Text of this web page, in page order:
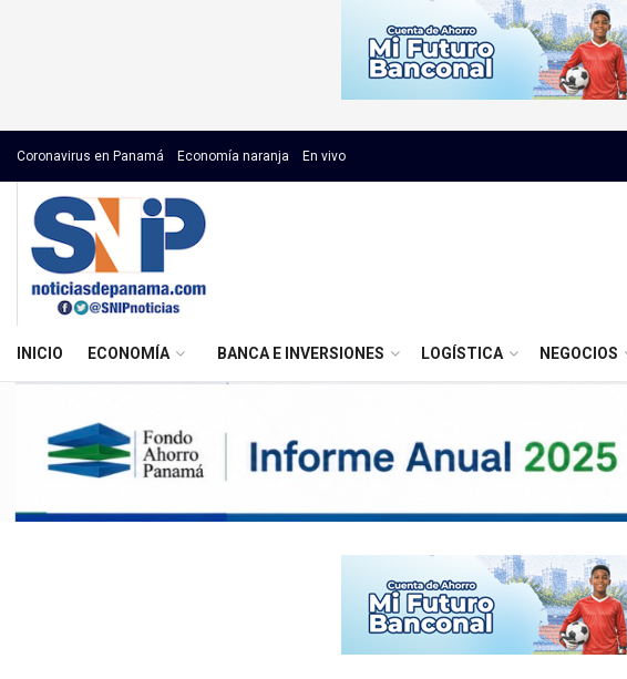
Coronavirus en Panamá Economía naranja En vivo
INICIO ECONOMÍA BANCA E INVERSIONES LOGÍSTICA NEGOCIOS